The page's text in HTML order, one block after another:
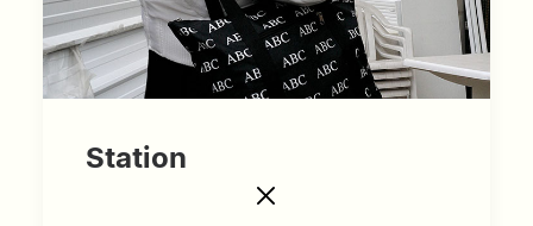
Station